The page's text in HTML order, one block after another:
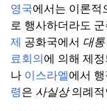
영국에서는 이론적
로 행사하더라도
제 공화국에서 대
료회의에 의해 제
나 이스라엘에서
령은 사실상의례적